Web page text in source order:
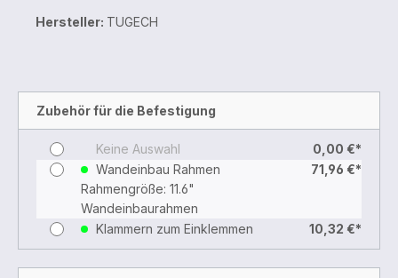
Hersteller: TUGECH
Zubehör für die Befestigung
Keine Auswahl
0,00 €*
Wandeinbau Rahmen
Rahmengröße: 11.6"
Wandeinbaurahmen
71,96 €*
Klammern zum Einklemmen 10,32 €*